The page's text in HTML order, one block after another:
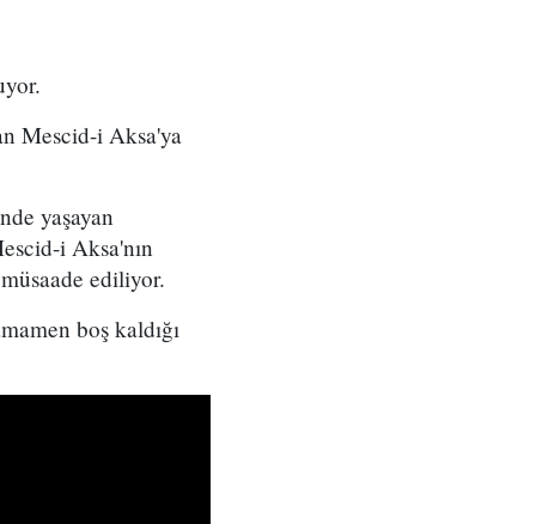
Mescid-i Aksa'ya
yaşayan
i Aksa'nın
ediliyor.
boş kaldığı